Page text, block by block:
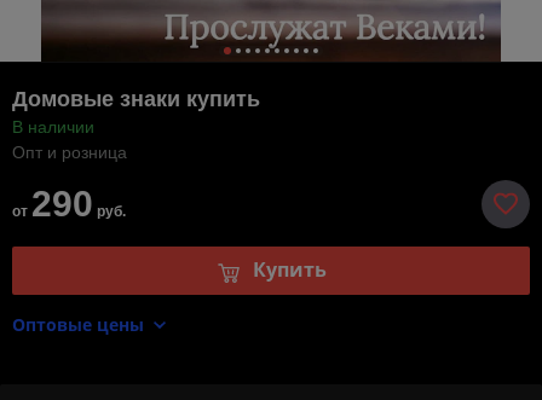
Домовые знаки купить
В наличии
Опт и розница
от 290 руб.
Купить
Оптовые цены